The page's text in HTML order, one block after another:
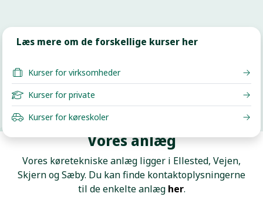
Læs mere om de forskellige kurser her
Kurser for virksomheder
Kurser for private
Kurser for køreskoler
▶
Afspil video
Vores anlæg
Vores køretekniske anlæg ligger i Ellested, Vejen,
Skjern og Sæby. Du kan finde kontaktoplysningerne
til de enkelte anlæg her.